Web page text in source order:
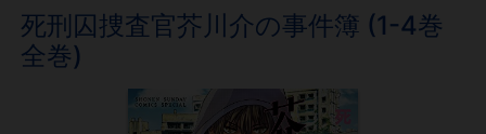
死刑囚捜査官芥川介の事件簿 (1-4巻
全巻)